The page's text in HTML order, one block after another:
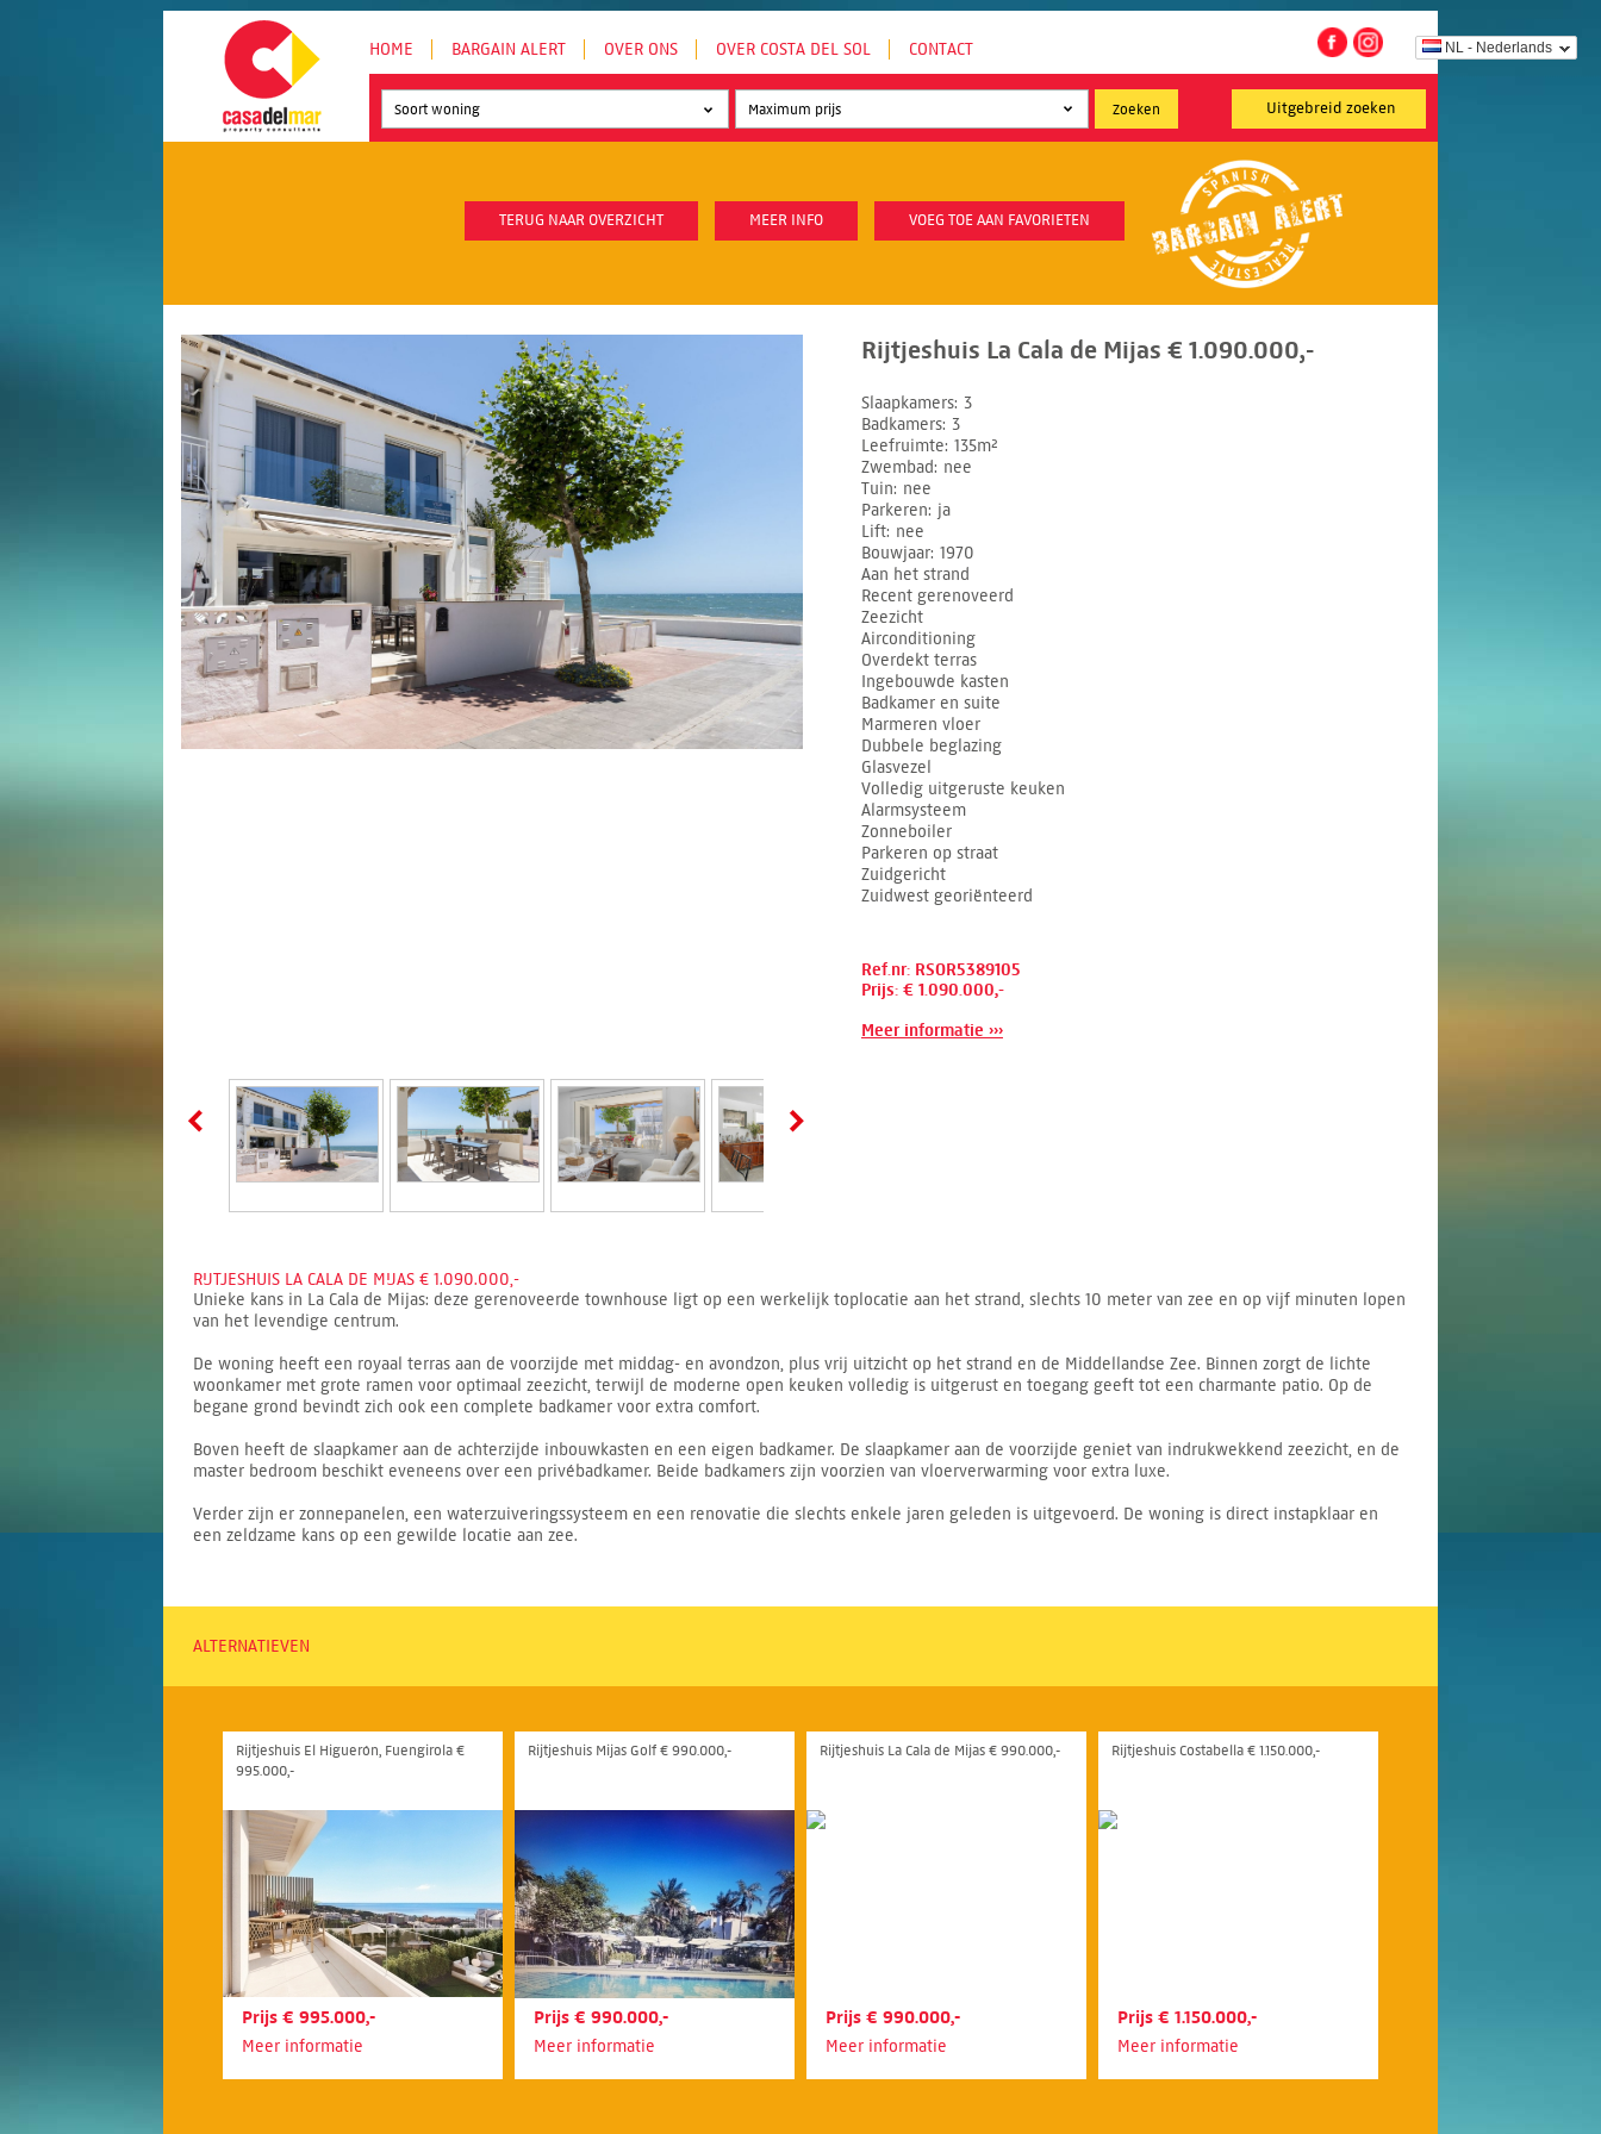
NL - Nederlands
HOME BARGAIN ALERT OVER ONS OVER COSTA DEL SOL CONTACT
Uitgebreid zoeken
Soort woning
TERUG NAAR OVERZICHT MEER INFO VOEG TOE AAN FAVORIETEN
Rijtjeshuis La Cala de Mijas € 1.090.000,-
Slaapkamers 3
Badkamers 3
Leefruimte 135m²
Zwembad
nee
Tuin nee
Parkeren ja
Lift nee
Bouwjaar 1970
Aan het strand
Recent gerenoveerd
Zeezicht
Airconditioning
Overdekt terras
Ingebouwde kasten
Badkamer en suite
Marmeren vloer
Dubbele beglazing
Glasvezel
Volledig uitgeruste keuken
Alarmsysteem
Zonneboiler
Parkeren op straat
Zuidgericht
Zuidwest georiënteerd
Ref.nr: RSOR5389105
Prijs: € 1.090.000,-
Meer informatie ›››
RIJTJESHUIS LA CALA DE MIJAS € 1.090.000,-
Unieke kans in La Cala de Mijas: deze gerenoveerde townhouse ligt op een werkelijk toplocatie aan het strand, slechts 10 meter van zee en op vijf minuten lopen
van het levendige centrum.
De woning heeft een royaal terras aan de voorzijde met middag- en avondzon, plus vrij uitzicht op het strand en de Middellandse Zee. Binnen zorgt de lichte
woonkamer met grote ramen voor optimaal zeezicht, terwijl de moderne open keuken volledig is uitgerust en toegang geeft tot een charmante patio. Op de
begane grond bevindt zich ook een complete badkamer voor extra comfort.
Boven heeft de slaapkamer aan de achterzijde inbouwkasten en een eigen badkamer. De slaapkamer aan de voorzijde geniet van indrukwekkend zeezicht, en de
master bedroom beschikt eveneens over een privébadkamer. Beide badkamers zijn voorzien van vloerverwarming voor extra luxe.
Verder zijn er zonnepanelen, een waterzuiveringssysteem en een renovatie die slechts enkele jaren geleden is uitgevoerd. De woning is direct instapklaar en
een zeldzame kans op een gewilde locatie aan zee.
ALTERNATIEVEN
Rijtjeshuis El Higuerón, Fuengirola €
995.000,-
Prijs € 995.000,-
Meer informatie
Rijtjeshuis Mijas Golf € 990.000,-
Prijs € 990.000,-
Meer informatie
Rijtjeshuis La Cala de Mijas € 990.000,-
Prijs € 990.000,-
Meer informatie
Rijtjeshuis Costabella € 1.150.000,-
Prijs € 1.150.000,-
Meer informatie